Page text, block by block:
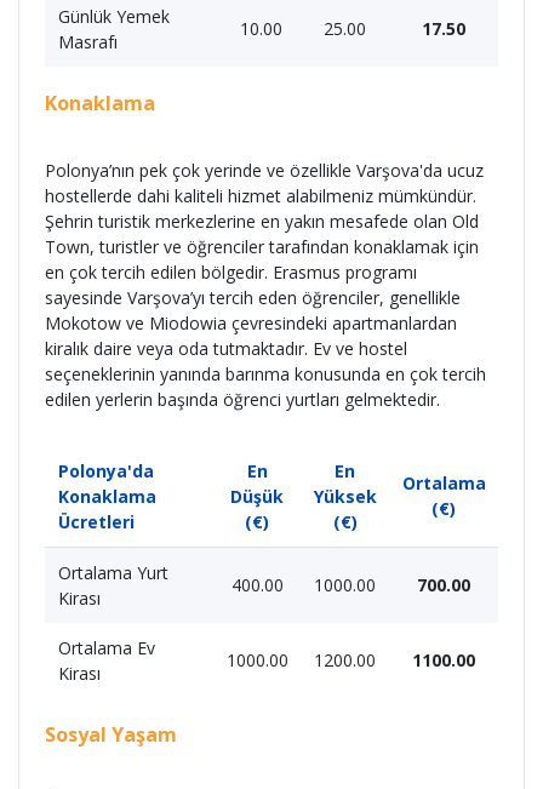
Günlük Yemek
Masrafı
10.00 25.00 17.50
Konaklama
Polonya’nın pek çok yerinde ve özellikle Varşova'da ucuz
hostellerde dahi kaliteli hizmet alabilmeniz mümkündür.
Şehrin turistik merkezlerine en yakın mesafede olan Old
Town, turistler ve öğrenciler tarafından konaklamak için
en çok tercih edilen bölgedir. Erasmus programı
sayesinde Varşova’yı tercih eden öğrenciler, genellikle
Mokotow ve Miodowia çevresindeki apartmanlardan
kiralık daire veya oda tutmaktadır. Ev ve hostel
seçeneklerinin yanında barınma konusunda en çok tercih
edilen yerlerin başında öğrenci yurtları gelmektedir.
Polonya'da
Konaklama
Ücretleri
En
Düşük
(€)
En
Yüksek
(€)
Ortalama
(€)
Ortalama Yurt
Kirası
400.00 1000.00 700.00
Ortalama Ev
Kirası
1000.00 1200.00 1100.00
Sosyal Yaşam